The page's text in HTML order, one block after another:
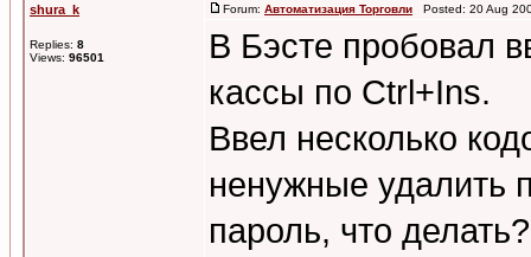
shura_k
Replies: 8
Views: 96501
Forum: Автоматизация Торговли Posted: 20 Aug
В Бэсте пробовал
кассы по Ctrl+Ins.
Ввел несколько
ненужные удалить
пароль, что